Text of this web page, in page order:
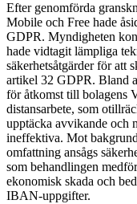
Efter genomförda
Mobile och Free hade
GDPR. Myndigheten
hade vidtagit lämpliga
säkerhetsåtgärder för att
artikel 32 GDPR. Bland
för åtkomst till bolagens
distansarbete, som
upptäcka avvikande och
ineffektiva. Mot
omfattning ansågs
som behandlingen
ekonomisk skada och
IBAN-uppgifter.